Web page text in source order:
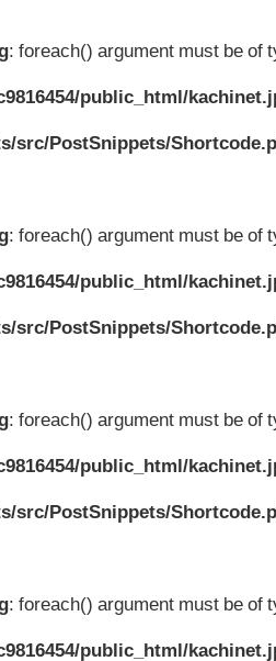
: foreach() argument must be of
public_html/
src/PostSnippets/
: foreach() argument must be of
public_html/
src/PostSnippets/
: foreach() argument must be of
public_html/
src/PostSnippets/
: foreach() argument must be of
public_html/